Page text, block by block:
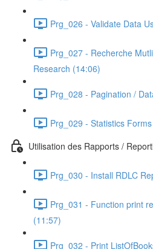
Prg_026 - Validate Data
Prg_027 - Recherche
Research (14:06)
Prg_028 - Pagination /
Prg_029 - Statistics
Utilisation des Rapports /
Prg_030 - Install RDLC
Prg_031 - Function print
(11:57)
Prg_032 - Print